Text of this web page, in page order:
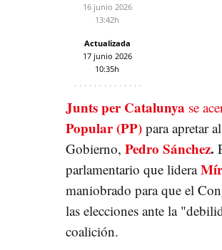
16 junio 2026
13:42h
Actualizada
17 junio 2026
10:35h
Junts per Catalunya se
Popular (PP) para apretar
Gobierno, Pedro Sánchez.
parlamentario que lidera
maniobrado para que el
las elecciones ante la
coalición.